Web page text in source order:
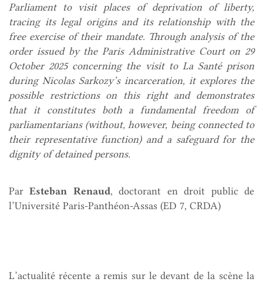
Parliament to visit places of deprivation of liberty,
tracing its legal origins and its relationship with the
free exercise of their mandate. Through analysis of the
order issued by the Paris Administrative Court on 29
October 2025 concerning the visit to La Santé prison
during Nicolas Sarkozy’s incarceration, it explores the
possible restrictions on this right and demonstrates
that it constitutes both a fundamental freedom of
parliamentarians (without, however, being connected to
their representative function) and a safeguard for the
dignity of detained persons.
ParEsteban Renaud, doctorant en droit public de
l’Université Paris-Panthéon-Assas (ED 7, CRDA)
L’actualité récente a remis sur le devant de la scène la